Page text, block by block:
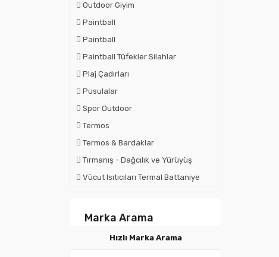
Outdoor Giyim
Paintball
Paintball
Paintball Tüfekler Silahlar
Plaj Çadırları
Pusulalar
Spor Outdoor
Termos
Termos & Bardaklar
Tırmanış - Dağcılık ve Yürüyüş
Vücut Isıtıcıları Termal Battaniye
Marka Arama
Hızlı Marka Arama